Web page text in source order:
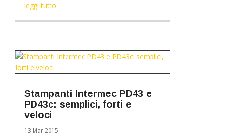
leggi tutto
Stampanti Intermec PD43 e
PD43c: semplici, forti e
veloci
13 Mar 2015